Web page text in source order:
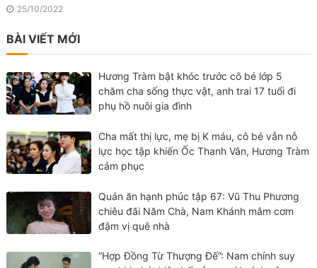
25/10/2022
BÀI VIẾT MỚI
Hương Tràm bật khóc trước cô bé lớp 5
chăm cha sống thực vật, anh trai 17 tuổi đi
phụ hồ nuôi gia đình
Cha mất thị lực, mẹ bị K máu, cô bé vẫn nỗ
lực học tập khiến Ốc Thanh Vân, Hương Tràm
cảm phục
Quán ăn hạnh phúc tập 67: Vũ Thu Phương
chiêu đãi Năm Chà, Nam Khánh mâm cơm
đậm vị quê nhà
“Hợp Đồng Từ Thượng Đế”: Nam chính suy